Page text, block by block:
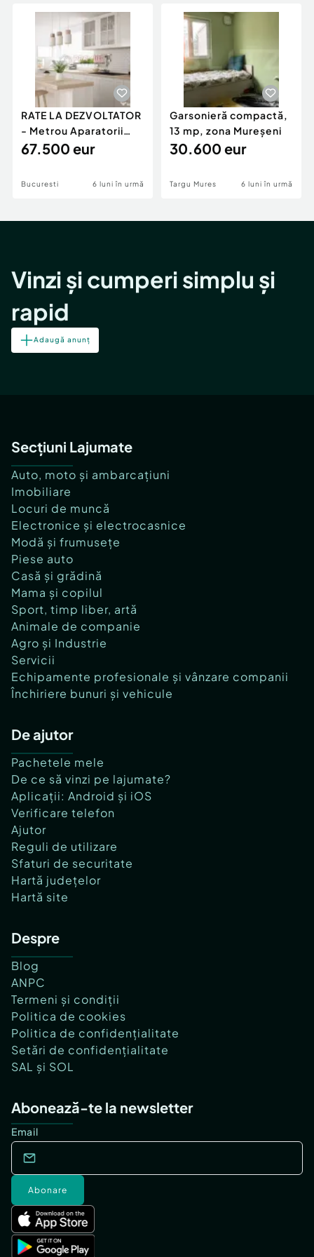
Servicii
Animale de companie
Afaceri și echipamente profesionale
Inchiriere Bunuri si Vehicule
Utilaje agricole si industriale
Piese auto si accesorii
Dacia Duster
RATE LA DEZVOLTATOR
- Metrou Aparatorii
Patriei -
67.500 eur
Bucuresti 6 luni în urmă
Garsonieră compactă,
13 mp, zona Mureșeni
30.600 eur
Targu Mures 6 luni în urmă
Vinzi și cumperi simplu și
rapid
Adaugă anunț
Secțiuni Lajumate
Auto, moto și ambarcațiuni
Imobiliare
Locuri de muncă
Electronice și electrocasnice
Modă și frumusețe
Piese auto
Casă și grădină
Mama și copilul
Sport, timp liber, artă
Animale de companie
Agro și Industrie
Servicii
Echipamente profesionale și vânzare companii
Închiriere bunuri și vehicule
De ajutor
Pachetele mele
De ce să vinzi pe lajumate?
Aplicații: Android și iOS
Verificare telefon
Ajutor
Reguli de utilizare
Sfaturi de securitate
Hartă județelor
Hartă site
Despre
Blog
ANPC
Termeni și condiții
Politica de cookies
Politica de confidențialitate
Setări de confidențialitate
SAL și SOL
Abonează-te la newsletter
Email
Abonare